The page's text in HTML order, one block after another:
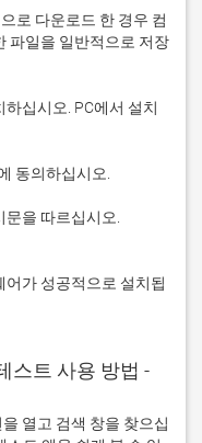
로 다운로드 한 경우 컴
파일을 일반적으로 저장
스트 사용 방법 -
열고 검색 창을 찾으십